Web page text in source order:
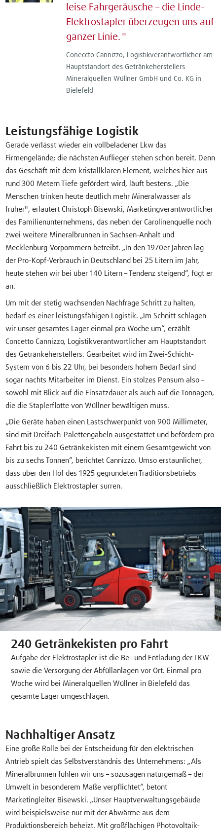
leise Fahrgeräusche – die Linde-
Elektrostapler überzeugen uns auf
ganzer Linie.
Coneccto Cannizzo, Logistikverantwortlicher am
Hauptstandort des Getränkeherstellers
Mineralquellen Wüllner GmbH und Co. KG in
Bielefeld
Leistungsfähige Logistik
Gerade verlässt wieder ein vollbeladener Lkw das
Firmengelände; die nächsten Auflieger stehen schon bereit. Denn
das Geschäft mit dem kristallklaren Element, welches hier aus
rund 300 Metern Tiefe gefördert wird, läuft bestens. „Die
Menschen trinken heute deutlich mehr Mineralwasser als
früher", erläutert Christoph Bisewski, Marketingverantwortlicher
des Familienunternehmens, das neben der Carolinenquelle noch
zwei weitere Mineralbrunnen in Sachsen-Anhalt und
Mecklenburg-Vorpommern betreibt. „In den 1970er Jahren lag
der Pro-Kopf-Verbrauch in Deutschland bei 25 Litern im Jahr,
heute stehen wir bei über 140 Litern – Tendenz steigend“, fügt er
an.
Um mit der stetig wachsenden Nachfrage Schritt zu halten,
bedarf es einer leistungsfähigen Logistik. „Im Schnitt schlagen
wir unser gesamtes Lager einmal pro Woche um“, erzählt
Concetto Cannizzo, Logistikverantwortlicher am Hauptstandort
des Getränkeherstellers. Gearbeitet wird im Zwei-Schicht-
System von 6 bis 22 Uhr, bei besonders hohem Bedarf sind
sogar nachts Mitarbeiter im Dienst. Ein stolzes Pensum also –
sowohl mit Blick auf die Einsatzdauer als auch auf die Tonnagen,
die die Staplerflotte von Wüllner bewältigen muss.
„Die Geräte haben einen Lastschwerpunkt von 900 Millimeter,
sind mit Dreifach-Palettengabeln ausgestattet und befördern pro
Fahrt bis zu 240 Getränkekisten mit einem Gesamtgewicht von
bis zu sechs Tonnen“, berichtet Cannizzo. Umso erstaunlicher,
dass über den Hof des 1925 gegründeten Traditionsbetriebs
ausschließlich Elektrostapler surren.
240 Getränkekisten pro Fahrt
Aufgabe der Elektrostapler ist die Be- und Entladung der LKW
sowie die Versorgung der Abfüllanlagen vor Ort. Einmal pro
Woche wird bei Mineralquellen Wüllner in Bielefeld das
gesamte Lager umgeschlagen.
Nachhaltiger Ansatz
Eine große Rolle bei der Entscheidung für den elektrischen
Antrieb spielt das Selbstverständnis des Unternehmens: „Als
Mineralbrunnen fühlen wir uns – sozusagen naturgemäß – der
Umwelt in besonderem Maße verpflichtet“, betont
Marketingleiter Bisewski. „Unser Hauptverwaltungsgebäude
wird beispielsweise nur mit der Abwärme aus dem
Produktionsbereich beheizt. Mit großflächigen Photovoltaik-